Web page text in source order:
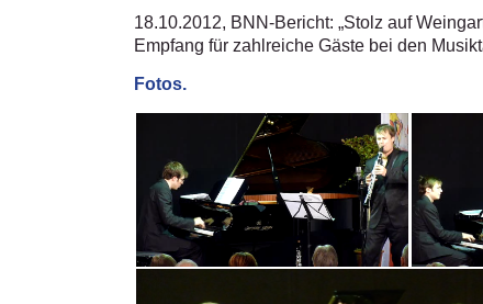
18.10.2012, BNN-Bericht: „Stolz auf
Empfang für zahlreiche Gäste bei den
Fotos.